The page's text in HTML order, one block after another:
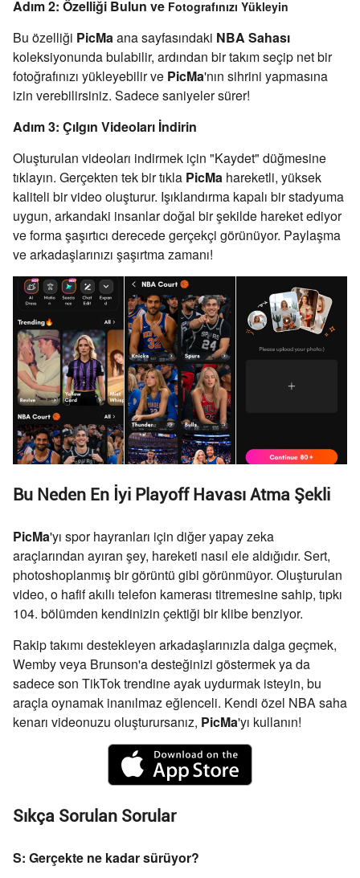
Adım 2: Özelliği Bulun ve Fotografınızı Yükleyin
Bu özelliği PicMa ana sayfasındaki NBA Sahası
koleksiyonunda bulabilir, ardından bir takım seçip net bir
fotoğrafınızı yükleyebilir ve PicMa'nın sihrini yapmasına
izin verebilirsiniz. Sadece saniyeler sürer!
Adım 3: Çılgın Videoları İndirin
Oluşturulan videoları indirmek için "Kaydet" düğmesine
tıklayın. Gerçekten tek bir tıkla PicMa hareketli, yüksek
kaliteli bir video oluşturur. Işıklandırma kapalı bir stadyuma
uygun, arkandaki insanlar doğal bir şekilde hareket ediyor
ve forma şaşırtıcı derecede gerçekçi görünüyor. Paylaşma
ve arkadaşlarınızı şaşırtma zamanı!
Bu Neden En İyi Playoff Havası Atma Şekli
PicMa'yı spor hayranları için diğer yapay zeka
araçlarından ayıran şey, hareketi nasıl ele aldığıdır. Sert,
photoshoplanmış bir görüntü gibi görünmüyor. Oluşturulan
video, o hafif akıllı telefon kamerası titremesine sahip, tıpkı
104. bölümden kendinizin çektiği bir klibe benziyor.
Rakip takımı destekleyen arkadaşlarınızla dalga geçmek,
Wemby veya Brunson'a desteğinizi göstermek ya da
sadece son TikTok trendine ayak uydurmak isteyin, bu
araçla oynamak inanılmaz eğlenceli. Kendi özel NBA saha
kenarı videonuzu oluşturursanız, PicMa'yı kullanın!
Sıkça Sorulan Sorular
S: Gerçekte ne kadar sürüyor?